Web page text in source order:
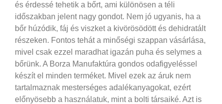
és érdessé tehetik a bőrt, ami különösen a téli
időszakban jelent nagy gondot. Nem jó ugyanis, ha a
bőr húzódik, fáj és viszket a kivörösödött és dehidratált
részeken. Fontos tehát a minőségi szappan vásárlása,
mivel csak ezzel maradhat igazán puha és selymes a
bőrünk. A Borza Manufaktúra gondos odafigyeléssel
készít el minden terméket. Mivel ezek az áruk nem
tartalmaznak mesterséges adalékanyagokat, ezért
előnyösebb a használatuk, mint a bolti társaiké. Azt is